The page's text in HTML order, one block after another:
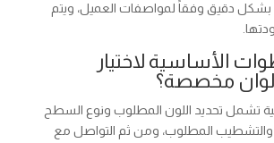
بشكل دقيق وفقاً لمواصفات العميل، ويتم
الأساسية لاختيار
مخصصة؟
تشمل تحديد اللون المطلوب ونوع السطح
والتشطيب المطلوب، ومن ثم التواصل مع